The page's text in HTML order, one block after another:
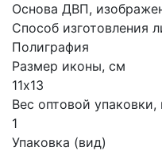
Основа ДВП,
Способ изготовления
Полиграфия
Размер иконы, см
11х13
Вес оптовой упаковки,
1
Упаковка (вид)